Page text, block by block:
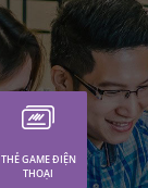
THẺ GAME ĐIỆN
THOẠI